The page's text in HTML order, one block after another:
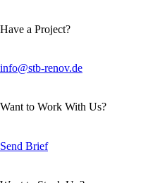
Have a Project?
info@stb-renov.de
Want to Work With Us?
Send Brief